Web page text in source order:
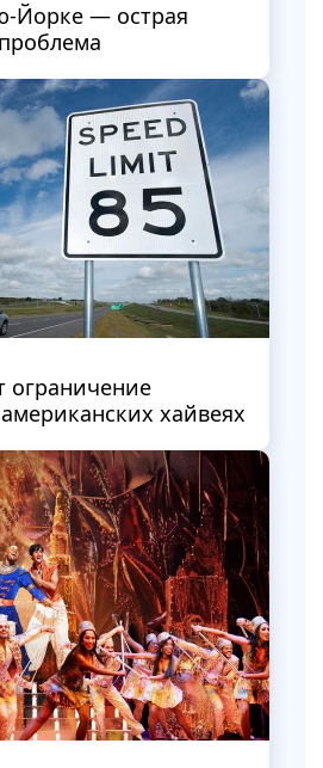
Йорке — острая
ограничение
хайвеях